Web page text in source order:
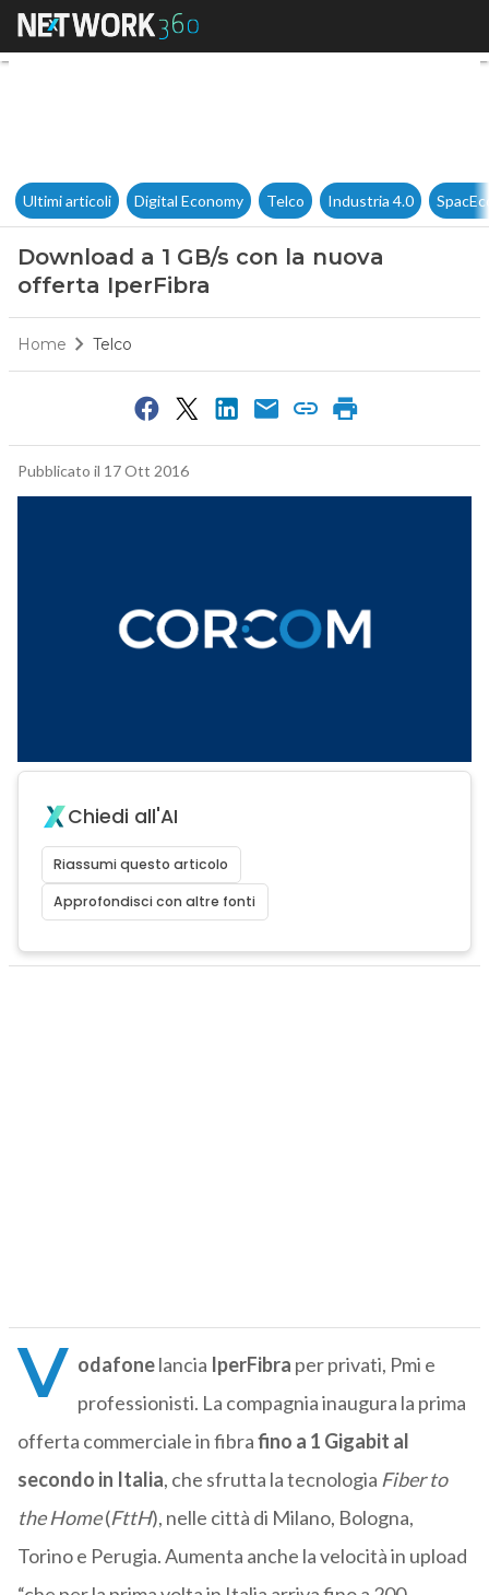
Download a 1 GB/s con la
Ultimi articoli Digital Economy Telco Industria 4.0
Download a 1 GB/s con la nuova
offerta IperFibra
Home Telco
Pubblicato il 17 Ott 2016
Chiedi all'AI
Riassumi questo articolo
Approfondisci con altre fonti
V odafonelancia IperFibra per privati, Pmi e
professionisti. La compagnia inaugura la prima
offerta commerciale in fibrafino a 1 Gigabit al
secondo in Italia, che sfrutta la tecnologia Fiber to
the Home(FttH), nelle città di Milano, Bologna,
Torino e Perugia. Aumenta anche la velocità in upload